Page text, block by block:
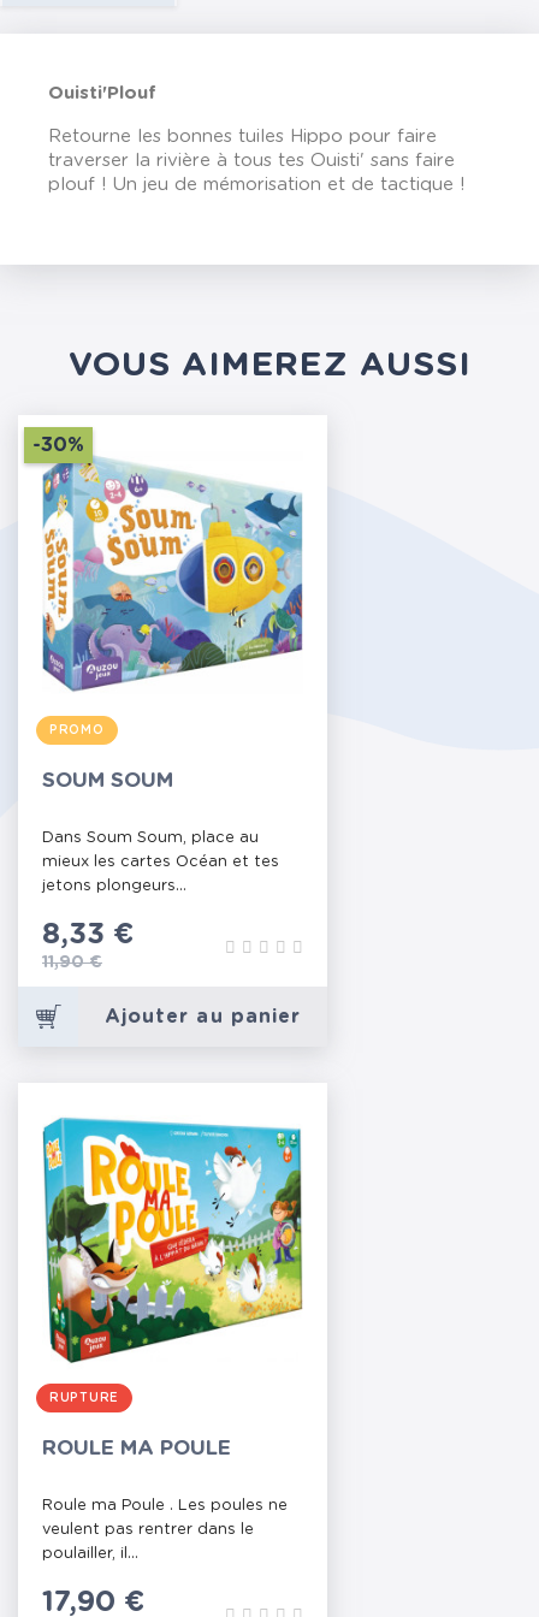
Ouisti'Plouf
Retourne les bonnes tuiles Hippo pour faire
traverser la rivière à tous tes Ouisti' sans faire
plouf ! Un jeu de mémorisation et de tactique !
VOUS AIMEREZ AUSSI
-30%
PROMO
SOUM SOUM
Dans Soum Soum, place au
mieux les cartes Océan et tes
jetons plongeurs...
Prix
8,33 €
Prix de base
11,90 €
Ajouter au panier
RUPTURE
ROULE MA POULE
Roule ma Poule . Les poules ne
veulent pas rentrer dans le
poulailler, il...
Prix
17,90 €